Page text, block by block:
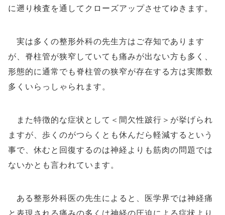
に遡り検査を通してクローズアップさせてゆきます。
実は多くの整形外科の先生方はご存知であります
が、脊柱管が狭窄していても痛みが出ない方も多く、
形態的に通常でも脊柱管の狭窄が存在する方は実際数
多くいらっしゃられます。
また特徴的な症状として＜間欠性跛行＞が挙げられ
ますが、歩くのがつらくとも休んだら軽減するという
事で、休むと回復するのは神経よりも筋肉の問題では
ないかとも言われています。
ある整形外科医の先生によると、医学界では神経痛
と表現される痛みの多くは神経の圧迫による症状より